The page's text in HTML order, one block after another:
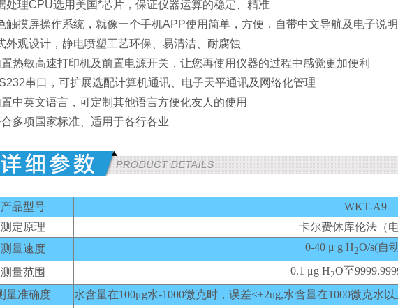
处理CPU选用美国*芯片，保证仪器运算的稳定、精准
触摸屏操作系统，就像一个手机APP使用简单，方便，自带中文导航及电子说
外观设计，静电喷塑工艺环保、易清洁、耐腐蚀
热敏高速打印机及前置电源开关，让您再使用仪器的过程中感觉更加便利
串口，可扩展选配计算机通讯、电子天平通讯及网络化管理
中英文语言，可定制其他语言方便化友人的使用
多项国家标准、适用于各行各业
产品型号
WKT-A9
测定原理
卡尔费休库伦法（电
测量速度
0-40 μ g H2O/s(自
测量范围 0.1 μg H2O至
量准确度
水含量在100μg水-1000微克时，误差≤±2ug,水含量在1000微克水